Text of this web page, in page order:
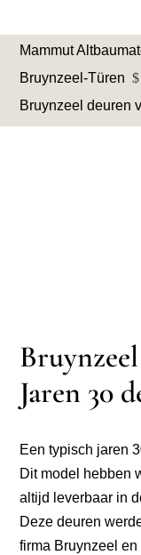
Mammut
Bruynzeel-Türen $
Bruynzeel deuren
Jaren 30
Een typisch jaren
Dit model hebben
altijd leverbaar in
Deze deuren
firma Bruynzeel